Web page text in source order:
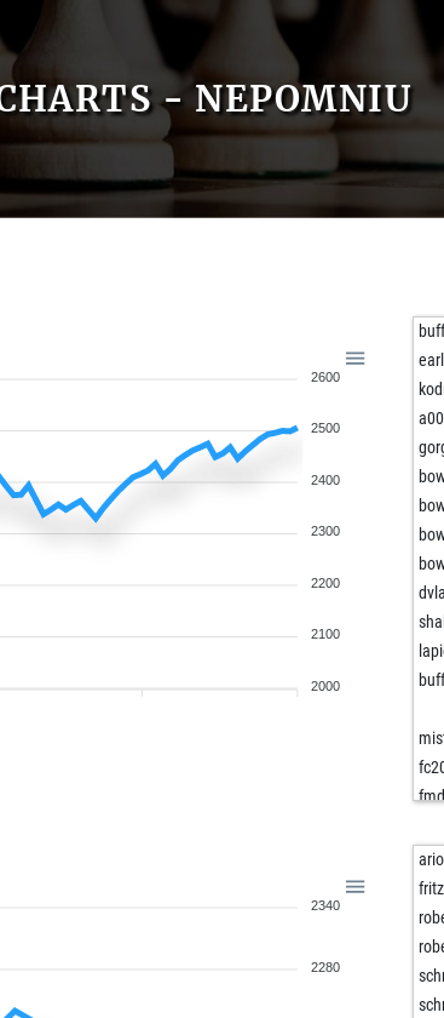
- NEPOMNIU
2600
2500
2400
2300
2200
2100
2000
a00
2340
2280